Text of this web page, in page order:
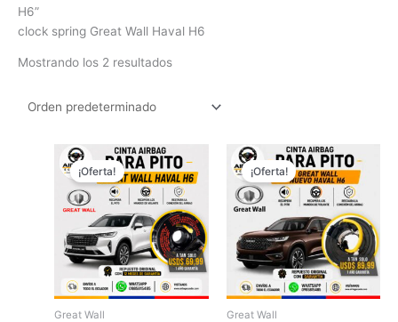
H6”
clock spring Great Wall Haval H6
Mostrando los 2 resultados
¡Oferta!
Great Wall
precio
original
era:
$89,99.
El
precio
actual
es:
$69,99.
¡Oferta!
Great Wall
precio
original
era:
$119,99.
El
precio
actual
es:
$89,99.